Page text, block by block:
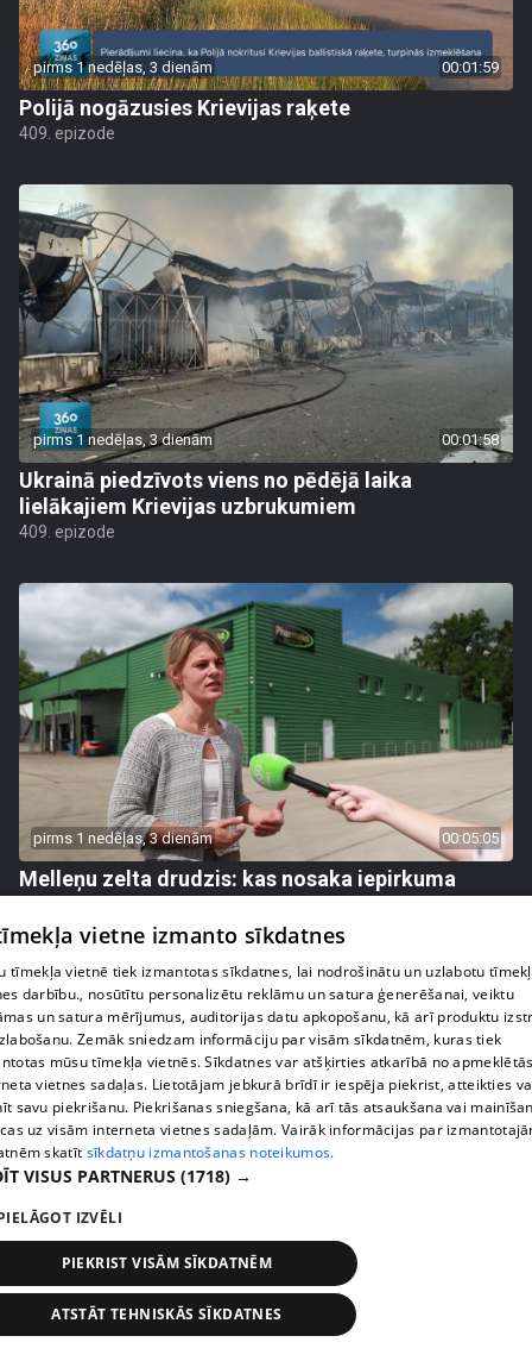
pirms 1 nedēļas, 3 dienām 00:01:59
Polijā nogāzusies Krievijas raķete
409. epizode
pirms 1 nedēļas, 3 dienām 00:01:58
Ukrainā piedzīvots viens no pēdējā laika
lielākajiem Krievijas uzbrukumiem
409. epizode
pirms 1 nedēļas, 3 dienām 00:05:05
Melleņu zelta drudzis: kas nosaka iepirkuma
409. epizode
pirms 1 nedēļas, 3 dienām
Ogas un sēnes šogad dārgākas, bet uzpirkšanas
punktos to krietni mazāk
vietne izmanto sīkdatnes
tīmekļa vietnē tiek izmantotas sīkdatnes, lai nodrošinātu un uzlabotu
darbību., nosūtītu personalizētu reklāmu un satura ģenerēšanai, veiktu
un satura mērījumus, auditorijas datu apkopošanu, kā arī produktu
Zemāk sniedzam informāciju par visām sīkdatnēm, kuras tiek
mūsu tīmekļa vietnēs. Sīkdatnes var atšķirties atkarībā no
vietnes sadaļas. Lietotājam jebkurā brīdī ir iespēja piekrist, atteikties
savu piekrišanu. Piekrišanas sniegšana, kā arī tās atsaukšana vai
uz visām interneta vietnes sadaļām. Vairāk informācijas par
skatīt sīkdatņu izmantošanas noteikumos.
VISUS PARTNERUS (1718) →
IZVĒLI
PIEKRIST VISĀM SĪKDATNĒM
ATSTĀT TEHNISKĀS SĪKDATNES